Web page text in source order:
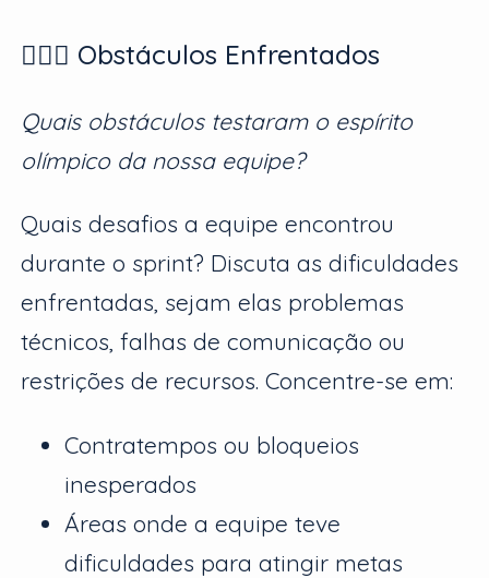
🏃🏻‍♀️ Obstáculos Enfrentados
Quais obstáculos testaram o espírito
olímpico da nossa equipe?
Quais desafios a equipe encontrou
durante o sprint? Discuta as dificuldades
enfrentadas, sejam elas problemas
técnicos, falhas de comunicação ou
restrições de recursos. Concentre-se em:
Contratempos ou bloqueios
inesperados
Áreas onde a equipe teve
dificuldades para atingir metas